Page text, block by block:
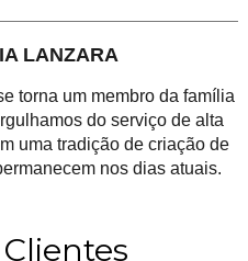
LANZARA
torna um membro da família
do serviço de alta
uma tradição de criação de
nos dias atuais.